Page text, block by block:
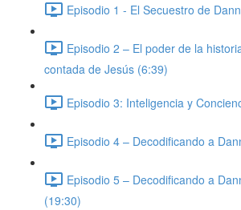
Episodio 1 - El Secuestro de
Episodio 2 – El poder de la
contada de Jesús (6:39)
Episodio 3: Inteligencia y
Episodio 4 – Decodificando a
Episodio 5 – Decodificando a
(19:30)